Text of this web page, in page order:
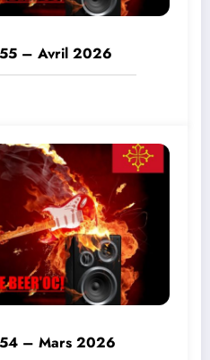
– Avril 2026
– Mars 2026